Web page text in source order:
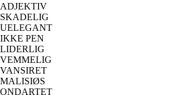
ADJEKTIV
SKADELIG
UELEGANT
IKKE PEN
LIDERLIG
VEMMELIG
VANSIRET
MALISIØS
ONDARTET